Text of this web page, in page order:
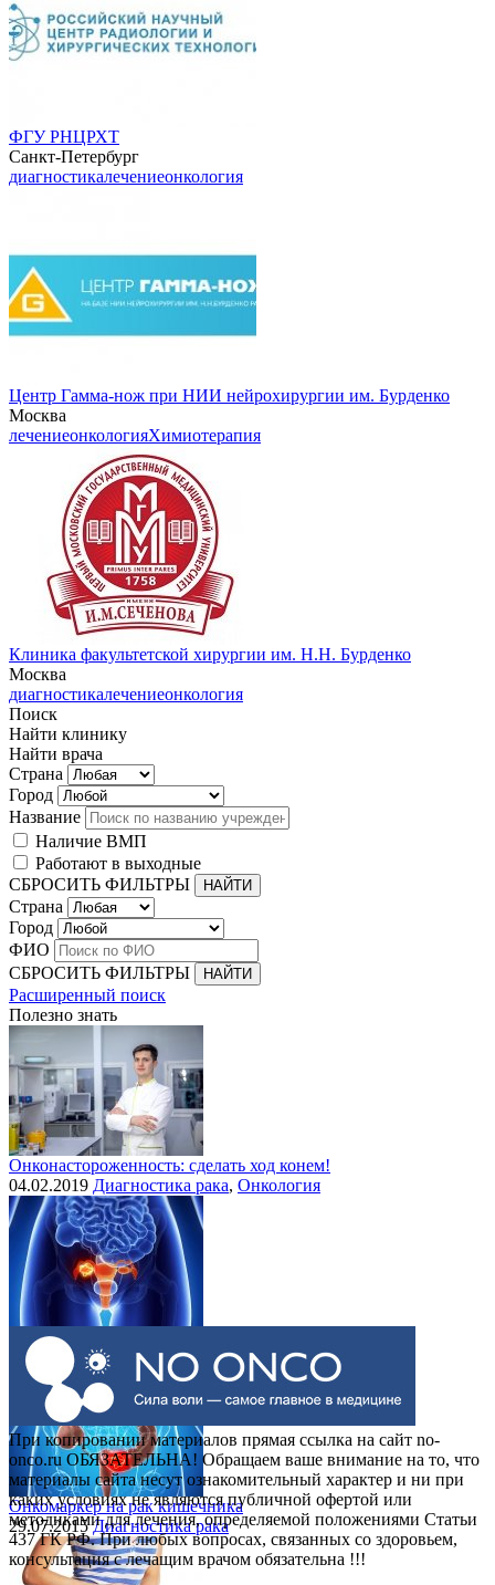
ФГУ РНЦРХТ
Санкт-Петербург
диагностикалечениеонкология
Центр Гамма-нож при НИИ нейрохирургии им. Бурденко
Москва
лечениеонкологияХимиотерапия
Клиника факультетской хирургии им. Н.Н. Бурденко
Москва
диагностикалечениеонкология
Поиск
Найти клинику
Найти врача
Страна
Город
Название
Наличие ВМП
Работают в выходные
СБРОСИТЬ ФИЛЬТРЫ
Страна
Город
ФИО
СБРОСИТЬ ФИЛЬТРЫ
Расширенный поиск
Полезно знать
Онконастороженность: сделать ход конем!
04.02.2019 Диагностика рака, Онкология
Выделения при раке шейки матки
30.07.2015 Рак шейки матки
Онкомаркер на рак кишечника
29.07.2015 Диагностика рака
При копировании материалов прямая ссылка на сайт no-
onco.ru ОБЯЗАТЕЛЬНА! Обращаем ваше внимание на то, что
материалы сайта несут ознакомительный характер и ни при
каких условиях не являются публичной офертой или
методиками для лечения, определяемой положениями Статьи
437 ГК РФ. При любых вопросах, связанных со здоровьем,
консультация с лечащим врачом обязательна !!!